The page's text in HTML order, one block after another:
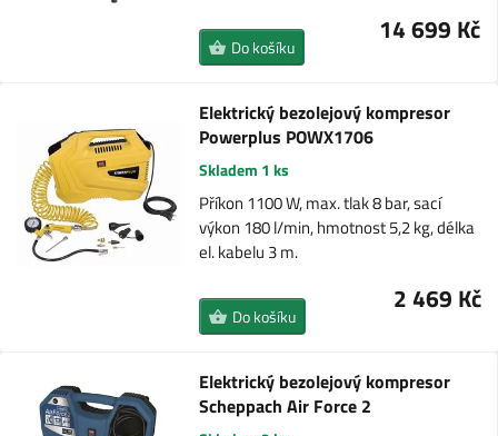
14 699 Kč
Do košíku
Elektrický bezolejový kompresor
Powerplus POWX1706
Skladem 1 ks
Příkon 1100 W, max. tlak 8 bar, sací
výkon 180 l/min, hmotnost 5,2 kg, délka
el. kabelu 3 m.
2 469 Kč
Do košíku
Elektrický bezolejový kompresor
Scheppach Air Force 2